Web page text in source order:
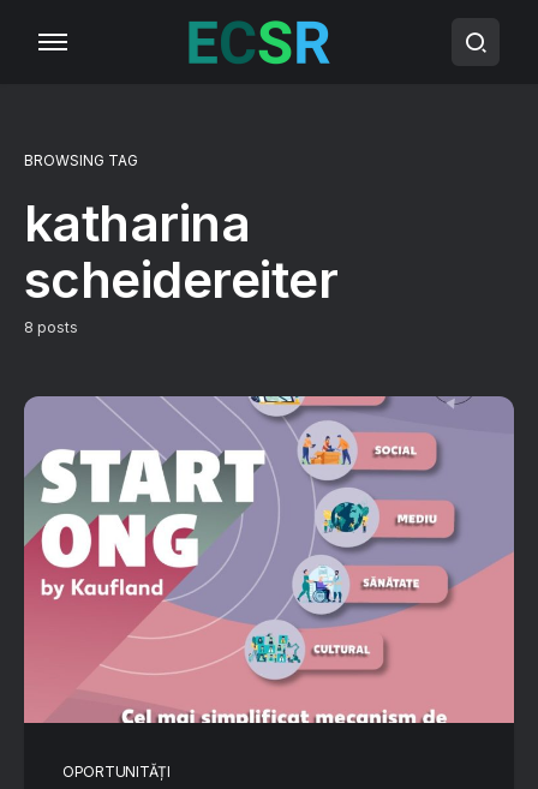
BROWSING TAG
katharina
scheidereiter
8 posts
OPORTUNITĂȚI